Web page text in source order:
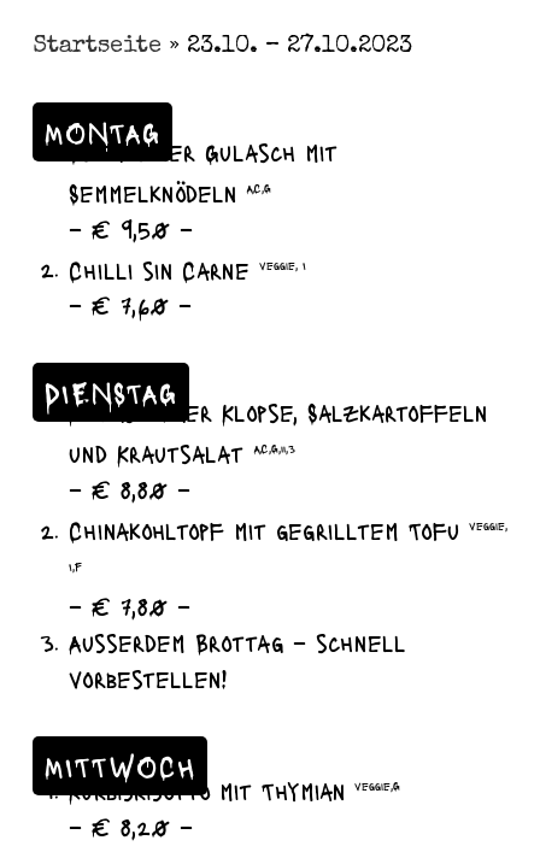
Startseite » 23.10. – 27.10.2023
MONTAG
Szegediner Gulasch mit
Semmelknödeln
A,C,G
– € 9,50 –
Chilli sin Carne
veggie, I
– € 7,60 –
DIENSTAG
Königsberger Klopse, Salzkartoffeln
und Krautsalat
A,C,G,11,3
– € 8,80 –
Chinakohltopf mit gegrilltem Tofu
veggie,
I,F
– € 7,80 –
Ausserdem Brottag – schnell
vorbestellen!
MITTWOCH
Kürbisrisotto mit Thymian veggie,G
– € 8,20 –